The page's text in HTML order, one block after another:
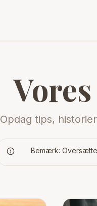
Opdag tips,
Bemærk: